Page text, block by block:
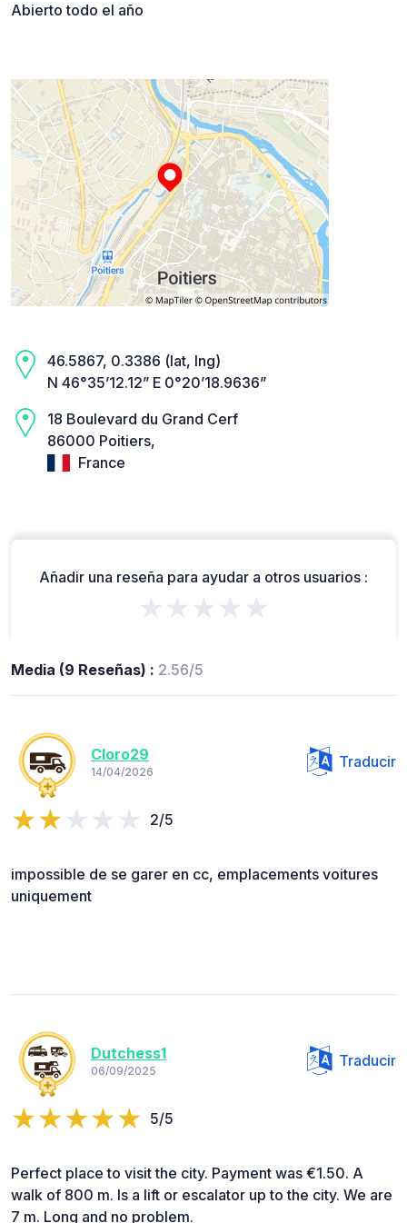
Abierto todo el año
46.5867, 0.3386 (lat, lng)
N 46°35’12.12” E 0°20’18.9636”
18 Boulevard du Grand Cerf
86000 Poitiers,
France
Añadir una reseña para ayudar a otros usuarios :
★★★★★
Media (9 Reseñas) : 2.56/5
Cloro29
14/04/2026
Traducir
2/5
impossible de se garer en cc, emplacements voitures
uniquement
Dutchess1
06/09/2025
Traducir
5/5
Perfect place to visit the city. Payment was €1.50. A
walk of 800 m. Is a lift or escalator up to the city. We are
7 m. Long and no problem.